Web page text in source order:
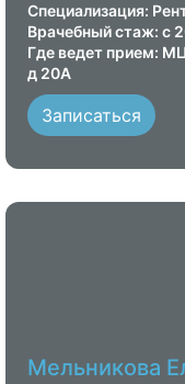
Специализация:
Врачебный стаж: с
Где ведет прием:
д 20А
Записаться
Мельникова